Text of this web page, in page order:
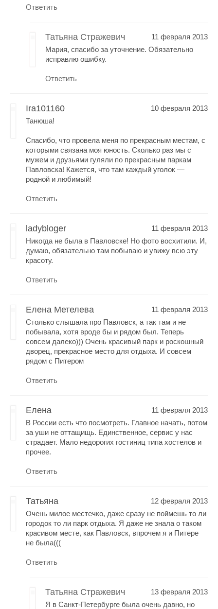
Ответить
Татьяна Стражевич
11 февраля 2013
Мария, спасибо за уточнение. Обязательно
исправлю ошибку.
Ответить
Ira101160
10 февраля 2013
Танюша!
Спасибо, что провела меня по прекрасным местам, с
которыми связана моя юность. Сколько раз мы с
мужем и друзьями гуляли по прекрасным паркам
Павловска! Кажется, что там каждый уголок —
родной и любимый!
Ответить
ladybloger
11 февраля 2013
Никогда не была в Павловске! Но фото восхитили. И,
думаю, обязательно там побываю и увижу всю эту
красоту.
Ответить
Елена Метелева
11 февраля 2013
Столько слышала про Павловск, а так там и не
побывала, хотя вроде бы и рядом был. Теперь
совсем далеко))) Очень красивый парк и роскошный
дворец, прекрасное место для отдыха. И совсем
рядом с Питером
Ответить
Елена
11 февраля 2013
В России есть что посмотреть. Главное начать, потом
за уши не оттащищь. Единственное, сервис у нас
страдает. Мало недорогих гостиниц типа хостелов и
прочее.
Ответить
Татьяна
12 февраля 2013
Очень милое местечко, даже сразу не поймешь то ли
городок то ли парк отдыха. Я даже не знала о таком
красивом месте, как Павловск, впрочем я и Питере
не была(((
Ответить
Татьяна Стражевич
13 февраля 2013
Я в Санкт-Петербурге была очень давно, но